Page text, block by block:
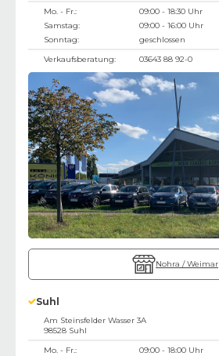
Mo. - Fr.:
09:00 - 18:30 Uhr
Samstag:
09:00 - 16:00 Uhr
Sonntag:
geschlossen
Verkaufsberatung:
03643 88 92-0
Nohra / Weimar
Suhl
Am Steinsfelder Wasser 3A
98528 Suhl
Mo. - Fr.:
09:00 - 18:00 Uhr